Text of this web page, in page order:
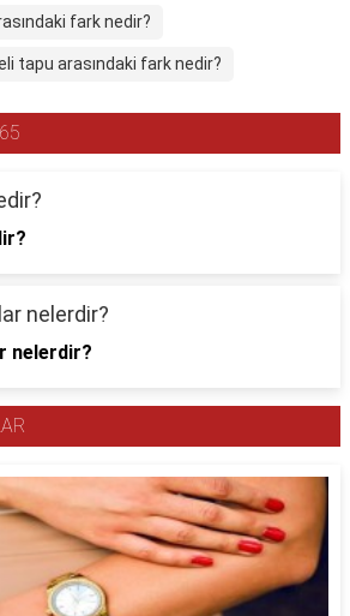
fark nedir?
tapu arasındaki fark nedir?
nelerdir?